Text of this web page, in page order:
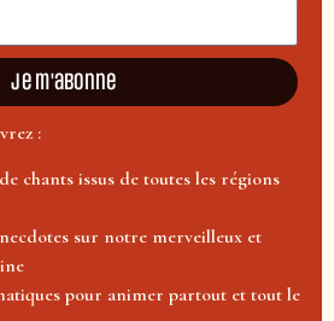
Je m'abonne
:
chants issus de toutes les régions
sur notre merveilleux et
pour animer partout et tout le